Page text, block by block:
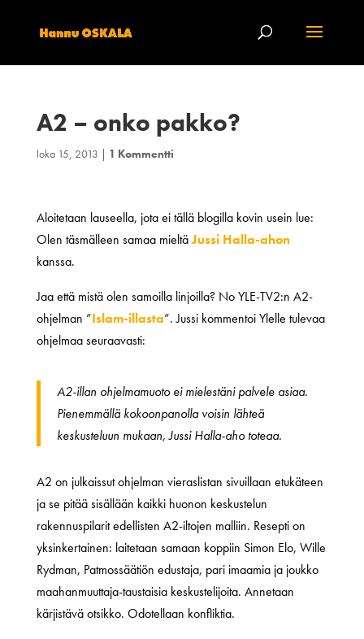
A2 – onko pakko?
loka 15, 2013 | 1 Kommentti
Aloitetaan lauseella, jota ei tällä blogilla kovin usein lue:
Olen täsmälleen samaa mieltäJussi Halla-ahon
kanssa.
Jaa että mistä olen samoilla linjoilla? No YLE-TV2:n A2-
ohjelman ”Islam-illasta”. Jussi kommentoi Ylelle tulevaa
ohjelmaa seuraavasti:
A2-illan ohjelmamuoto ei mielestäni palvele asiaa.
Pienemmällä kokoonpanolla voisin lähteä
keskusteluun mukaan, Jussi Halla-aho toteaa.
A2 on julkaissut ohjelman vieraslistan sivuillaan etukäteen
ja se pitää sisällään kaikki huonon keskustelun
rakennuspilarit edellisten A2-iltojen malliin. Resepti on
yksinkertainen: laitetaan samaan koppiin Simon Elo, Wille
Rydman, Patmossäätiön edustaja, pari imaamia ja joukko
maahanmuuttaja-taustaisia keskustelijoita. Annetaan
kärjistävä otsikko. Odotellaan konfliktia.